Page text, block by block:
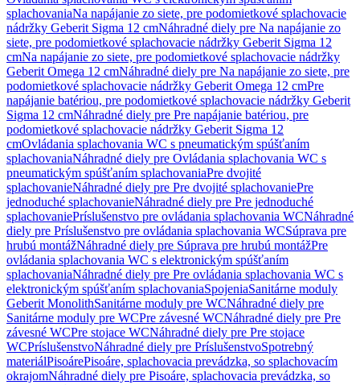
splachovaniaNa napájanie zo siete, pre podomietkové splachovacie
nádržky Geberit Sigma 12 cmNáhradné diely pre Na napájanie zo
siete, pre podomietkové splachovacie nádržky Geberit Sigma 12
cmNa napájanie zo siete, pre podomietkové splachovacie nádržky
Geberit Omega 12 cmNáhradné diely pre Na napájanie zo siete, pre
podomietkové splachovacie nádržky Geberit Omega 12 cmPre
napájanie batériou, pre podomietkové splachovacie nádržky Geberit
Sigma 12 cmNáhradné diely pre Pre napájanie batériou, pre
podomietkové splachovacie nádržky Geberit Sigma 12
cmOvládania splachovania WC s pneumatickým spúšťaním
splachovaniaNáhradné diely pre Ovládania splachovania WC s
pneumatickým spúšťaním splachovaniaPre dvojité
splachovanieNáhradné diely pre Pre dvojité splachovaniePre
jednoduché splachovanieNáhradné diely pre Pre jednoduché
splachovaniePríslušenstvo pre ovládania splachovania WCNáhradné
diely pre Príslušenstvo pre ovládania splachovania WCSúprava pre
hrubú montážNáhradné diely pre Súprava pre hrubú montážPre
ovládania splachovania WC s elektronickým spúšťaním
splachovaniaNáhradné diely pre Pre ovládania splachovania WC s
elektronickým spúšťaním splachovaniaSpojeniaSanitárne moduly
Geberit MonolithSanitárne moduly pre WCNáhradné diely pre
Sanitárne moduly pre WCPre závesné WCNáhradné diely pre Pre
závesné WCPre stojace WCNáhradné diely pre Pre stojace
WCPríslušenstvoNáhradné diely pre PríslušenstvoSpotrebný
materiálPisoárePisoáre, splachovacia prevádzka, so splachovacím
okrajomNáhradné diely pre Pisoáre, splachovacia prevádzka, so